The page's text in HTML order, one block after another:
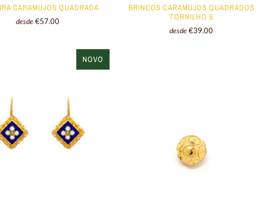
CARAMUJOS QUADRADA
desde €57.00
BRINCOS CARAMUJOS QUADRADOS
TORNILHO S
desde €39.00
NOVO